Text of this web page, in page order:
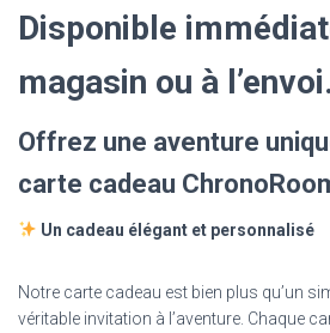
prix :
68,00 €
Disponible
magasin ou à l’envoi.
Offrez une aventure
carte cadeau
Un cadeau élégant et personnalisé
Notre carte cadeau est bien plus qu’un
véritable invitation à l’aventure. Chaque